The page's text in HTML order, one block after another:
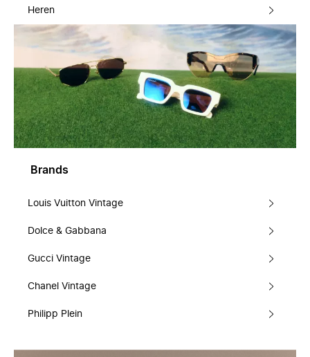
Heren
Brands
Louis Vuitton Vintage
Dolce & Gabbana
Gucci Vintage
Chanel Vintage
Philipp Plein